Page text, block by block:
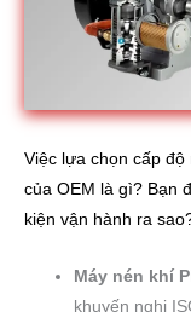
Việc lựa chọn cấp
của OEM là gì? Bạn
kiện vận hành ra
Máy nén khí
khuyến nghị